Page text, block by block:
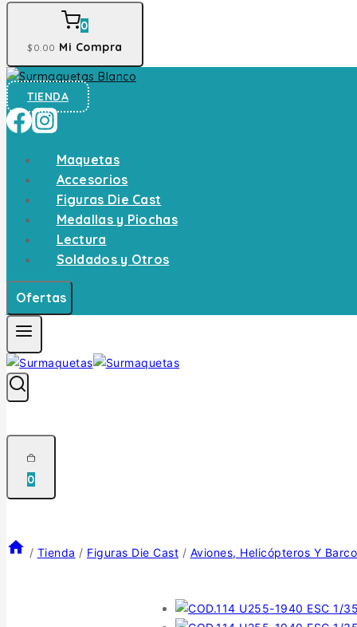
0
$0 .00 Mi Compra
TIENDA
Maquetas
Accesorios
Figuras Die Cast
Medallas y Piochas
Lectura
Soldados y Otros
Ofertas
0
/ Tienda / Figuras Die Cast / Aviones, Helicópteros Y